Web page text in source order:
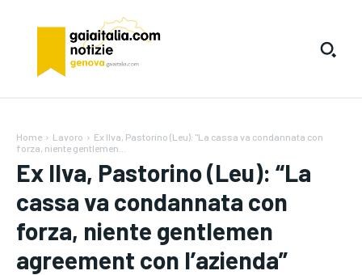
Home Lavoro
Ex Ilva, Pastorino (Leu): "La cassa va condannata con
forza, niente gentlemen...
Ex Ilva, Pastorino (Leu): “La
cassa va condannata con
forza, niente gentlemen
agreement con l’azienda”